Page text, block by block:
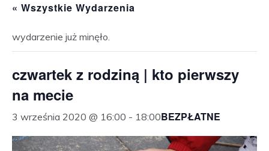
« Wszystkie Wydarzenia
wydarzenie już minęło.
czwartek z rodziną | kto pierwszy
na mecie
3 września 2020 @ 16:00 - 18:00BEZPŁATNE